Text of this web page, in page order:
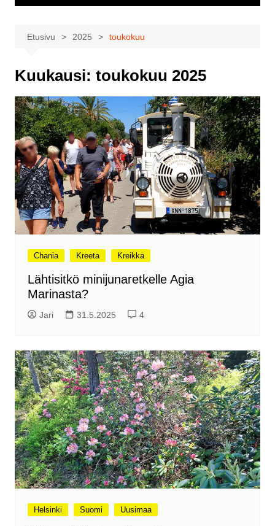
Etusivu 2025 toukokuu
Kuukausi: toukokuu 2025
Chania Kreeta Kreikka
Lähtisitkö minijunaretkelle Agia
Marinasta?
Jari 31.5.2025 4
Helsinki Suomi Uusimaa